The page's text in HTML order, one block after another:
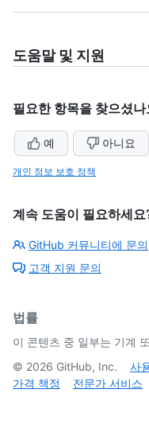
도움말 및 지원
필요한 항목을 찾으셨나
예 아니요
개인 정보 보호 정책
계속 도움이 필요하세요
GitHub 커뮤니티에 문의
고객 지원 문의
법률
이 콘텐츠 중 일부는 기계
© 2026 GitHub, Inc. 사
가격 책정
전문가 서비스